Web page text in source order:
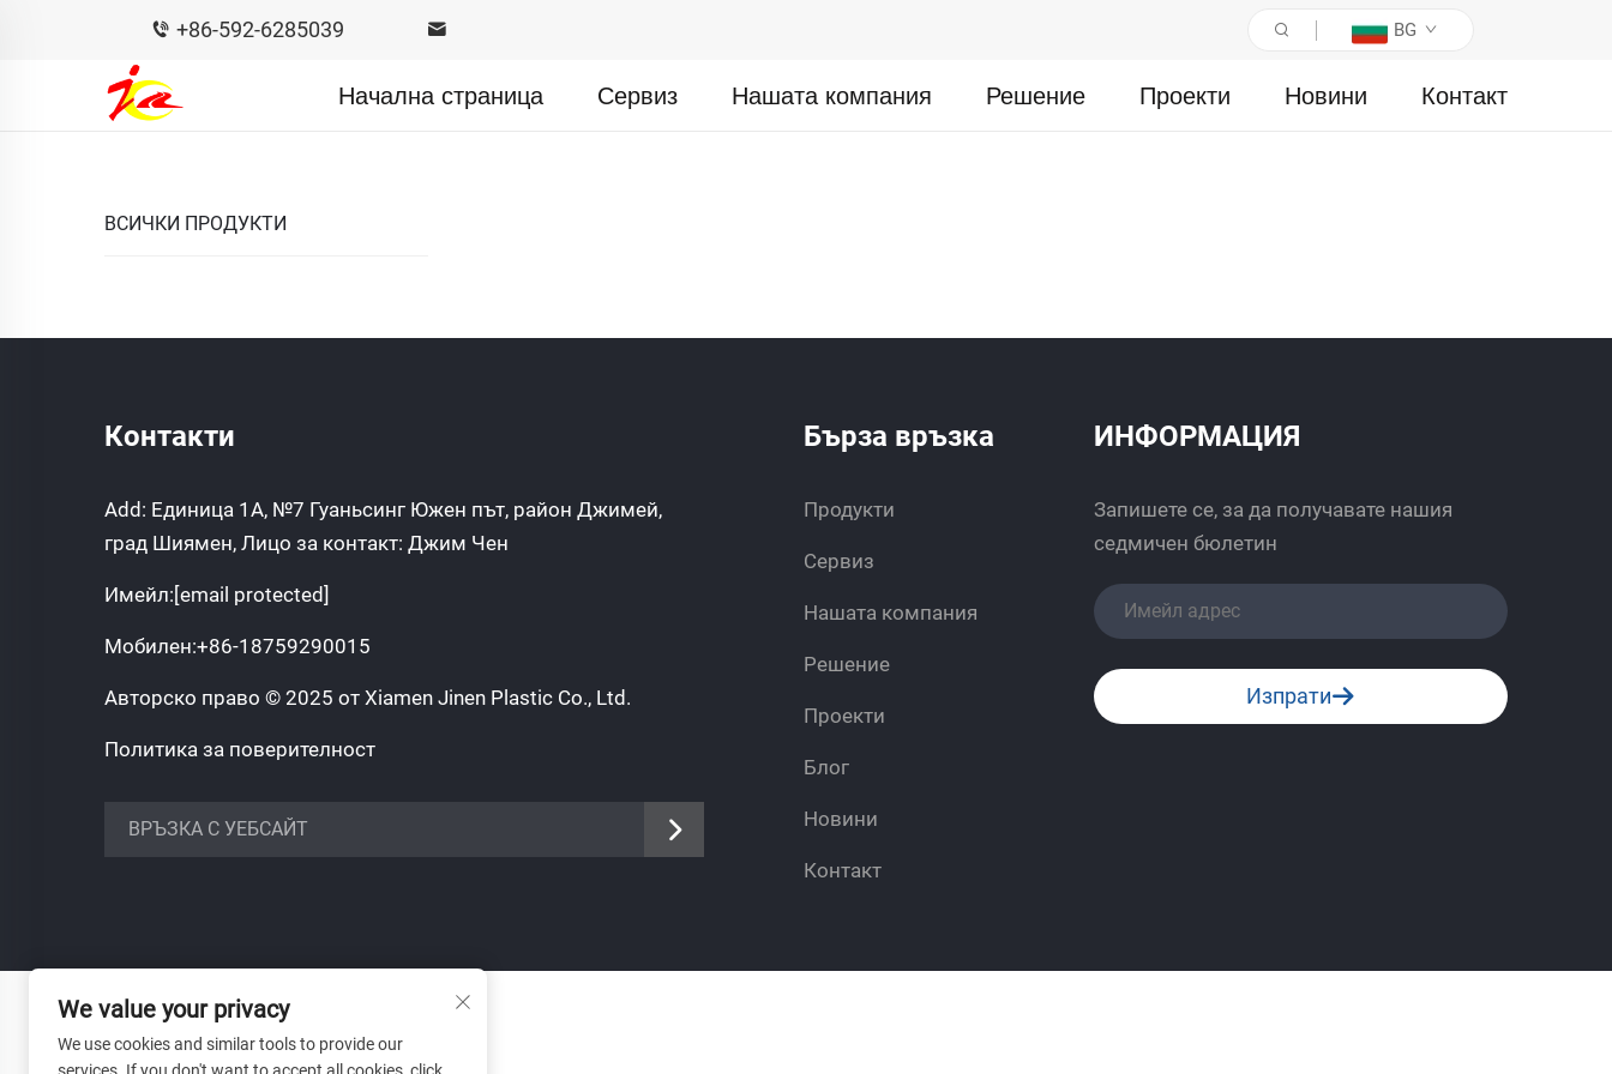
+86-592-6285039 BG
Начална страница Сервиз Нашата компания Решение Проекти Новини Контакт
ВСИЧКИ ПРОДУКТИ
Контакти
Add: Единица 1A, №7 Гуаньсинг Южен път, район Джимей,
град Шиямен, Лицо за контакт: Джим Чен
Имейл: [email protected]
Мобилен:+86-18759290015
Авторско право © 2025 от Xiamen Jinen Plastic Co., Ltd.
Политика за поверителност
ВРЪЗКА С УЕБСАЙТ
https://www.jinenplastic.com/service
https://www.jinenplastic.com/projects
https://www.jinenplastic.com/news
https://www.jinenplastic.com/contact-us
Бърза връзка
Продукти
Сервиз
Нашата компания
Решение
Проекти
Блог
Новини
Контакт
ИНФОРМАЦИЯ
Запишете се, за да получавате нашия
седмичен бюлетин
Изпрати
We value your privacy
We use cookies and similar tools to provide our